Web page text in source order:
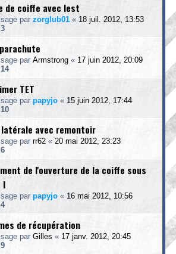
de coiffe avec lest
par zorglub01 « 18 juil. 2012, 13:53
3
par Armstrong « 17 juin 2012, 20:09
14
TET
par papyjo « 15 juin 2012, 17:44
10
avec remontoir
par rr62 « 20 mai 2012, 23:23
6
de l'ouverture de la coiffe sous
l
par papyjo « 16 mai 2012, 10:56
4
de récupération
par Gilles « 17 janv. 2012, 20:45
9